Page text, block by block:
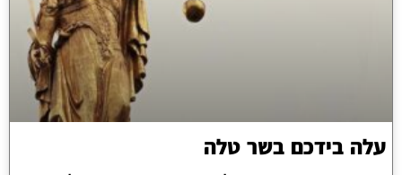
עלה בידכם בשר טלה